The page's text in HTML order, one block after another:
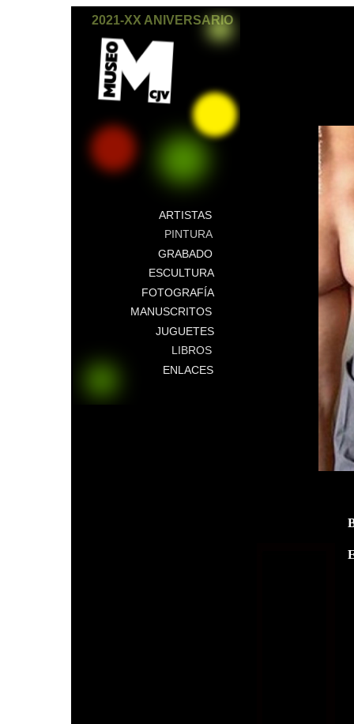
2021-XX ANIVERSARIO
ARTISTAS
PINTURA
GRABADO
ESCULTURA
FOTOGRAFÍA
MANUSCRITOS
JUGUETES
LIBROS
ENLACES